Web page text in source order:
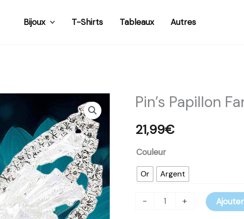
Bijoux T-Shirts Tableaux Autres
Pin’s Papillon
21,99€
Couleur
Or Argent
-
quantité
Pin's
Papillon
+